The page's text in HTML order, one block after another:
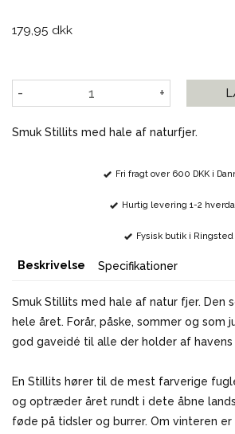
179,95 dkk
- +
Smuk Stillits med hale af naturfjer.
Fri fragt over 600 DKK i
Hurtig levering 1-2
Fysisk butik i Ringsted
Beskrivelse Specifikationer
Smuk Stillits med hale af natur fjer. Den
hele året. Forår, påske, sommer og som
god gaveidé til alle der holder af havens
En Stillits hører til de mest farverige
og optræder året rundt i dete åbne
føde på tidsler og burrer. Om vinteren